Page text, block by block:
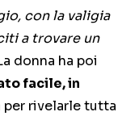
con la valigia
a trovare un
donna ha poi
facile, in
per rivelarle tutta